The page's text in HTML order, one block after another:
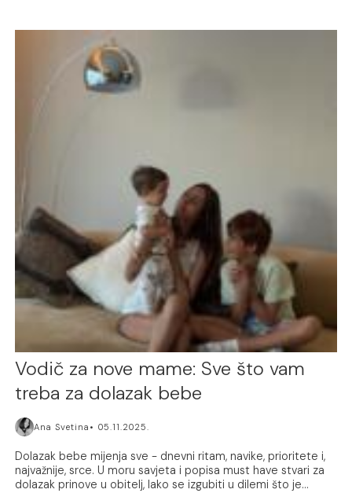
Vodič za nove mame: Sve što vam
treba za dolazak bebe
Ana Svetina 05.11.2025.
Dolazak bebe mijenja sve - dnevni ritam, navike, prioritete i,
najvažnije, srce. U moru savjeta i popisa must have stvari za
dolazak prinove u obitelj, lako se izgubiti u dilemi što je...